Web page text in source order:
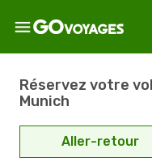
Réservez votre
Munich
Aller-retour